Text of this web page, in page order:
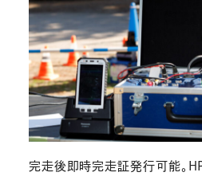
完走後即時完走証発行可能。